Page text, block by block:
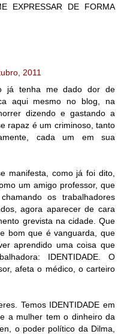
EXPRESSAR DE FORMA
2011
já tenha me dado dor de
aqui mesmo no blog, na
dizendo e gastando a
rapaz é um criminoso, tanto
cada um em sua
manifesta, como já foi dito,
um amigo professor, que
os trabalhadores
agora aparecer de cara
grevista na cidade. Que
bom que é vanguarda, que
aprendido uma coisa que
IDENTIDADE. O
afeta o médico, o carteiro
Temos IDENTIDADE em
a mulher tem o dinheiro da
o poder político da Dilma,